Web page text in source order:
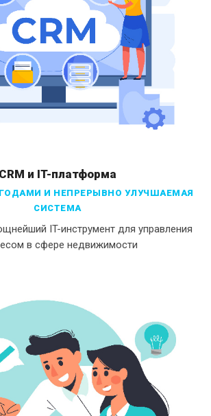
CRM и IT-платформа
И НЕПРЕРЫВНО УЛУЧШАЕМАЯ
СИСТЕМА
IT-инструмент для управления
в сфере недвижимости